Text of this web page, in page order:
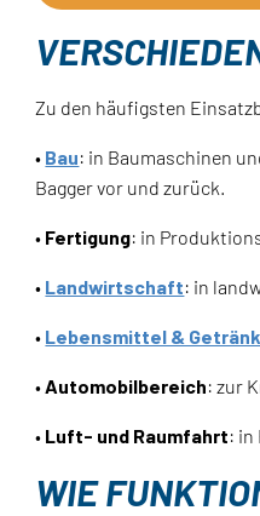
Zu den häufigsten
• Bau: in Baumaschinen
Bagger vor und zurück.
• Fertigung: in
• Landwirtschaft: in
• Lebensmittel &
•Automobilbereich: zur
• Luft- und Raumfahrt: in
WIE